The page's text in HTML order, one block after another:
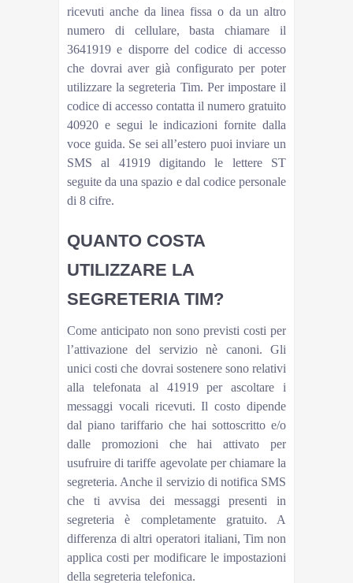
ricevuti anche da linea fissa o da un altro
numero di cellulare, basta chiamare il
3641919 e disporre del codice di accesso
che dovrai aver già configurato per poter
utilizzare la segreteria Tim. Per impostare il
codice di accesso contatta il numero gratuito
40920 e segui le indicazioni fornite dalla
voce guida. Se sei all’estero puoi inviare un
SMS al 41919 digitando le lettere ST
seguite da una spazio e dal codice personale
di 8 cifre.
QUANTO COSTA
UTILIZZARE LA
SEGRETERIA TIM?
Come anticipato non sono previsti costi per
l’attivazione del servizio nè canoni. Gli
unici costi che dovrai sostenere sono relativi
alla telefonata al 41919 per ascoltare i
messaggi vocali ricevuti. Il costo dipende
dal piano tariffario che hai sottoscritto e/o
dalle promozioni che hai attivato per
usufruire di tariffe agevolate per chiamare la
segreteria. Anche il servizio di notifica SMS
che ti avvisa dei messaggi presenti in
segreteria è completamente gratuito. A
differenza di altri operatori italiani, Tim non
applica costi per modificare le impostazioni
della segreteria telefonica.